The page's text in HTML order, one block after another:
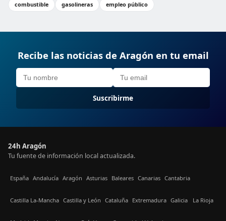
combustible
gasolineras empleo público
Recibe las noticias de Aragón en tu email
Suscribirme
24h Aragón
Tu fuente de información local actualizada.
España Andalucía Aragón Asturias Baleares Canarias Cantabria
Castilla La-Mancha Castilla y León Cataluña Extremadura Galicia La Rioja